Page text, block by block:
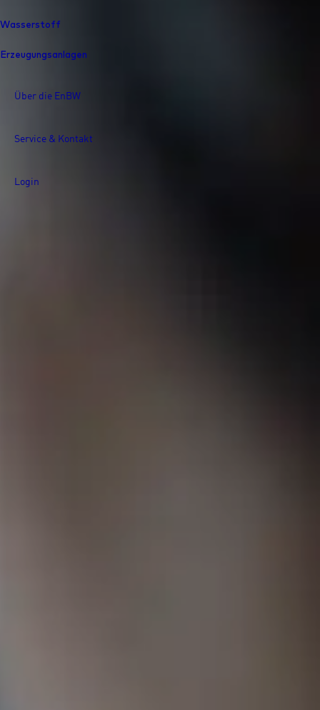
Wasserstoff
Erzeugungsanlagen
Über die EnBW
Service & Kontakt
Login